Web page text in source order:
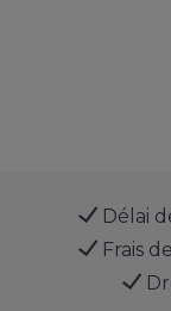
Délai
Frais